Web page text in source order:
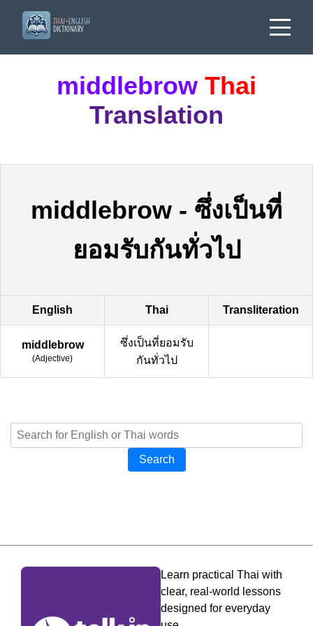
middlebrow Thai
Translation
middlebrow - ซึ่งเป็นที่
ยอมรับกันทั่วไป
English Thai Transliteration
middlebrow
(Adjective)
ซึ่งเป็นที่ยอมรับ
กันทั่วไป
Search
Learn practical Thai with
clear, real-world lessons
designed for everyday